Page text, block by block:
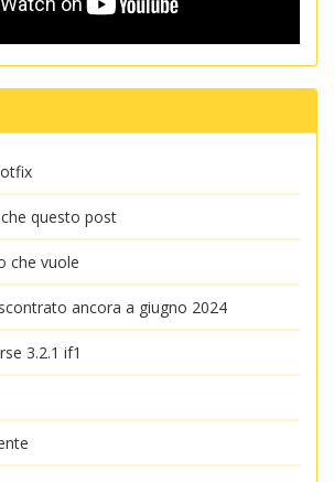
questo post
che vuole
ancora a giugno 2024
3.2.1 if1